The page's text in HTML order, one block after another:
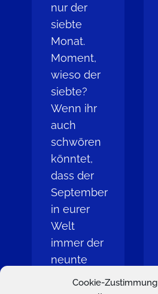
Cookie-Zustimmung
nur der
siebte
Monat.
Moment,
wieso der
siebte?
Wenn ihr
auch
schwören
könntet,
dass der
September
in eurer
Welt
immer der
neunte
Monat war,